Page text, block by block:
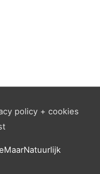
policy + cookies